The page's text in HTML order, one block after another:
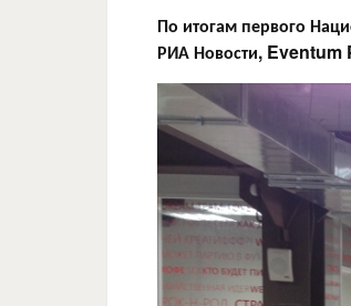
По итогам первого
РИА Новости, Eventum